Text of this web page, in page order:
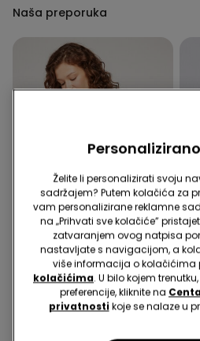
Naša preporuka
Reciklirana mikrovlakna
5
Želite li personalizirati svoju
sadržajem? Putem kolačića za
vam personalizirane reklamne
na „Prihvati sve kolačiće”
zatvaranjem ovog natpisa
nastavljate s navigacijom, a
više informacija o kolačićima
kolačićima. U bilo kojem
preferencije, kliknite na
privatnosti koje se nalaze u